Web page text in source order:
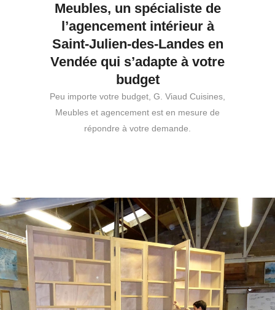
Meubles, un spécialiste de
l’agencement intérieur à
Saint-Julien-des-Landes en
Vendée qui s’adapte à votre
budget
Peu importe votre budget, G. Viaud Cuisines,
Meubles et agencement est en mesure de
répondre à votre demande.